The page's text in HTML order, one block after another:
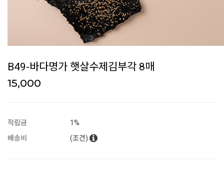
B49-바다명가 햇살수제김부각 8매
15,000
적립금
1%
배송비
(조건)